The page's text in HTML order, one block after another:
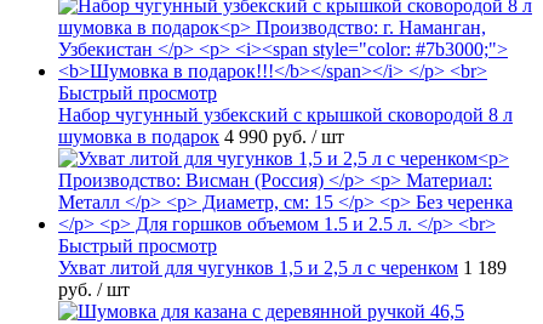
Быстрый просмотр
Набор чугунный узбекский с крышкой сковородой 8 л
шумовка в подарок 4 990 руб. / шт
Быстрый просмотр
Ухват литой для чугунков 1,5 и 2,5 л с черенком 1 189
руб. / шт